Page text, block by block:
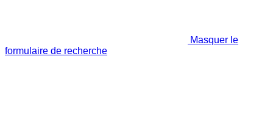
Masquer le
formulaire de recherche